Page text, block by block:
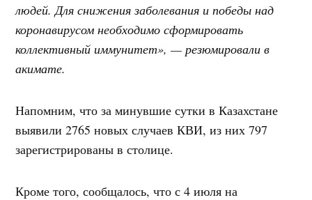
людей. Для снижения заболевания и победы над
коронавирусом необходимо сформировать
коллективный иммунитет», — резюмировали в
акимате.
Напомним, что за минувшие сутки в Казахстане
выявили 2765 новых случаев КВИ, из них 797
зарегистрированы в столице.
Кроме того, сообщалось, что с 4 июля на